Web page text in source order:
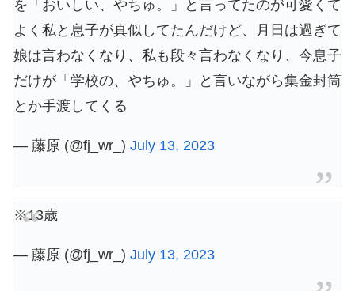
を「おいしい、やちゅ。」と言ってたのが可愛くて
よく私と息子が真似してたんだけど、月日は過ぎて
娘は言わなくなり、私も段々言わなくなり、今息子
だけが「学校の、やちゅ。」と言いながら集金封筒
とか手渡してくる
— 藤原 (@fj_wr_) July 13, 2023
※13歳
— 藤原 (@fj_wr_) July 13, 2023